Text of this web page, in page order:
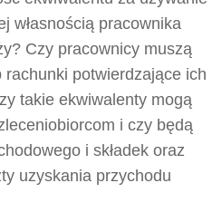
własnością pracownika
Czy pracownicy muszą
potwierdzające ich
takie ekwiwalenty mogą
i czy będą
i składek oraz
uzyskania przychodu